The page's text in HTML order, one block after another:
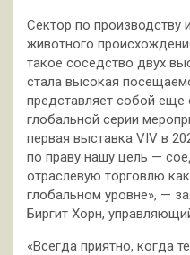
Сектор по производству
животного
такое соседство двух
стала высокая
представляет собой еще
глобальной серии
первая выставка VIV в
по праву нашу цель —
отраслевую торговлю
глобальном уровне», —
Биргит Хорн,
«Всегда приятно, когда